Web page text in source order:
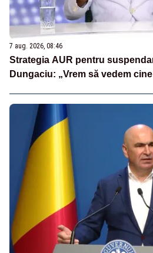
7 aug. 2026, 08:46
Strategia AUR pentru
Dungaciu: „Vrem să vedem